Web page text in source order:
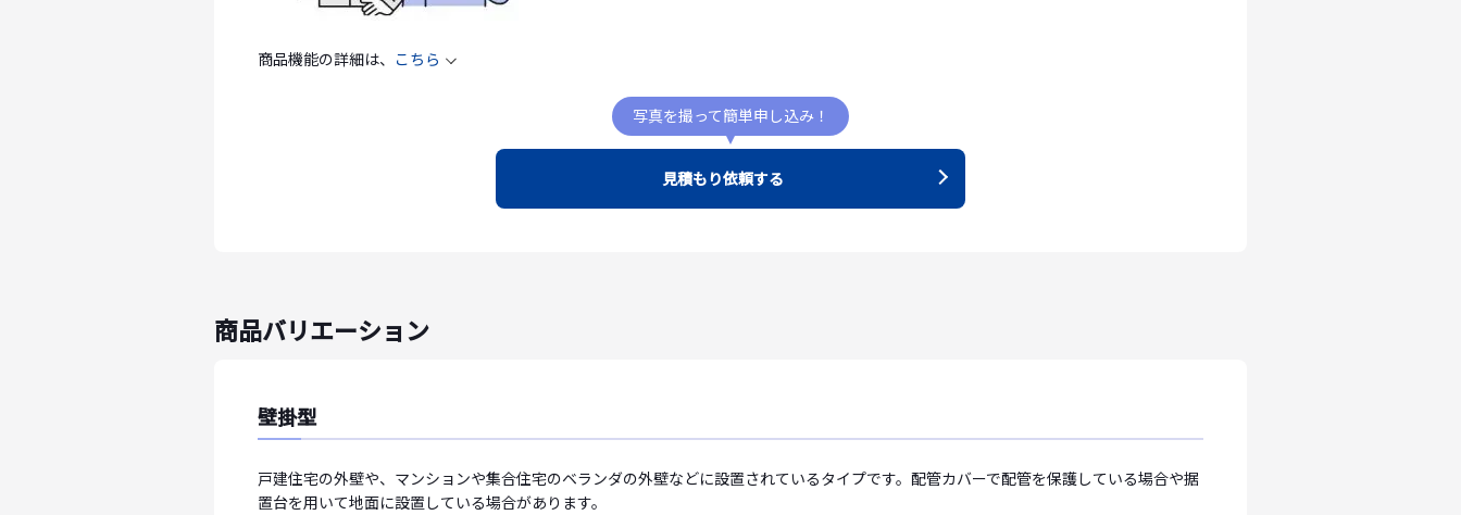
商品機能の詳細は、 こちら
写真を撮って簡単申し込み！
見積もり依頼する
商品バリエーション
壁掛型
戸建住宅の外壁や、マンションや集合住宅のベランダの外壁などに設置されているタイプです。配管カバーで配管を保護している場合や据
置台を用いて地面に設置している場合があります。